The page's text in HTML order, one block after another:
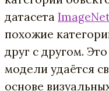
датасета
похожие
друг с другом.
модели удаётся
основе